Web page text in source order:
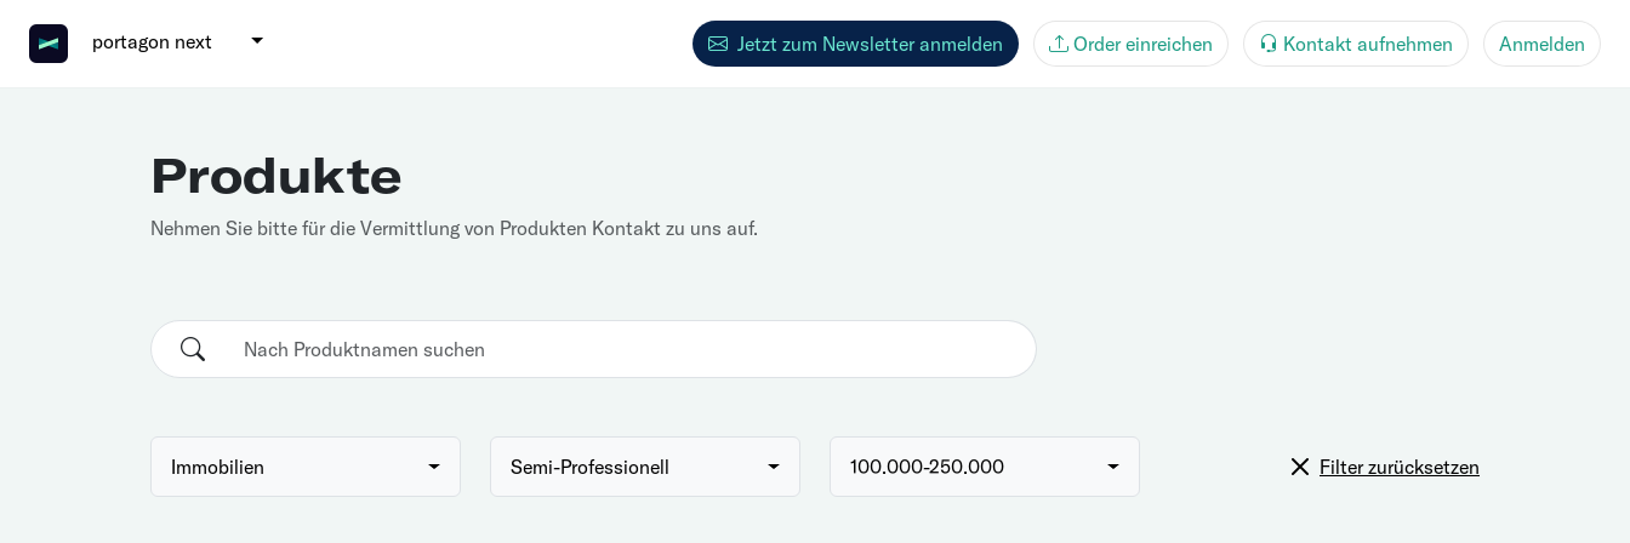
portagon next Jetzt zum Newsletter anmelden Order einreichen Kontakt aufnehmen Anmelden
Produkte
Nehmen Sie bitte für die Vermittlung von Produkten Kontakt zu uns auf.
Immobilien Semi-Professionell 100.000-250.000 Filter zurücksetzen